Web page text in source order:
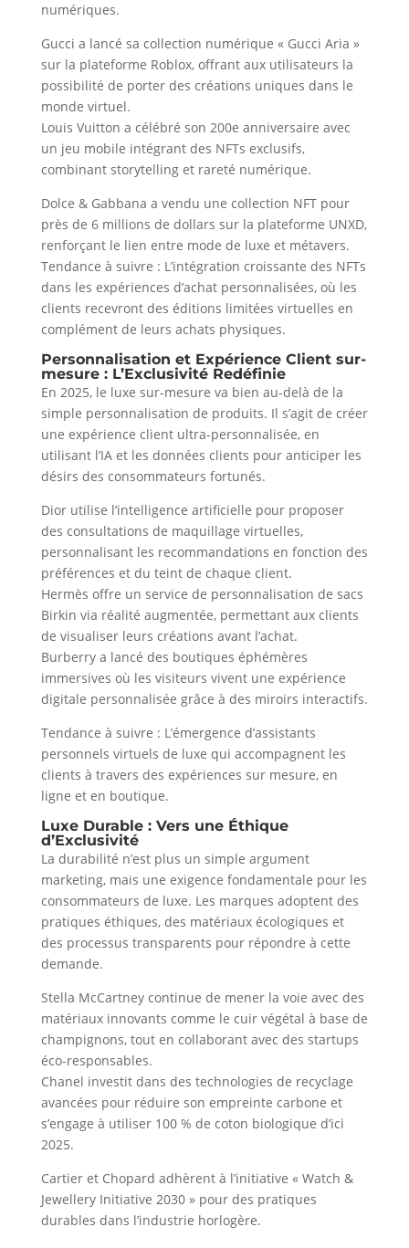
numériques.
Gucci a lancé sa collection numérique « Gucci Aria »
sur la plateforme Roblox, offrant aux utilisateurs la
possibilité de porter des créations uniques dans le
monde virtuel.
Louis Vuitton a célébré son 200e anniversaire avec
un jeu mobile intégrant des NFTs exclusifs,
combinant storytelling et rareté numérique.
Dolce & Gabbana a vendu une collection NFT pour
près de 6 millions de dollars sur la plateforme UNXD,
renforçant le lien entre mode de luxe et métavers.
Tendance à suivre : L’intégration croissante des NFTs
dans les expériences d’achat personnalisées, où les
clients recevront des éditions limitées virtuelles en
complément de leurs achats physiques.
Personnalisation et Expérience Client sur-
mesure : L’Exclusivité Redéfinie
En 2025, le luxe sur-mesure va bien au-delà de la
simple personnalisation de produits. Il s’agit de créer
une expérience client ultra-personnalisée, en
utilisant l’IA et les données clients pour anticiper les
désirs des consommateurs fortunés.
Dior utilise l’intelligence artificielle pour proposer
des consultations de maquillage virtuelles,
personnalisant les recommandations en fonction des
préférences et du teint de chaque client.
Hermès offre un service de personnalisation de sacs
Birkin via réalité augmentée, permettant aux clients
de visualiser leurs créations avant l’achat.
Burberry a lancé des boutiques éphémères
immersives où les visiteurs vivent une expérience
digitale personnalisée grâce à des miroirs interactifs.
Tendance à suivre : L’émergence d’assistants
personnels virtuels de luxe qui accompagnent les
clients à travers des expériences sur mesure, en
ligne et en boutique.
Luxe Durable : Vers une Éthique
d’Exclusivité
La durabilité n’est plus un simple argument
marketing, mais une exigence fondamentale pour les
consommateurs de luxe. Les marques adoptent des
pratiques éthiques, des matériaux écologiques et
des processus transparents pour répondre à cette
demande.
Stella McCartney continue de mener la voie avec des
matériaux innovants comme le cuir végétal à base de
champignons, tout en collaborant avec des startups
éco-responsables.
Chanel investit dans des technologies de recyclage
avancées pour réduire son empreinte carbone et
s’engage à utiliser 100 % de coton biologique d’ici
2025.
Cartier et Chopard adhèrent à l’initiative « Watch &
Jewellery Initiative 2030 » pour des pratiques
durables dans l’industrie horlogère.